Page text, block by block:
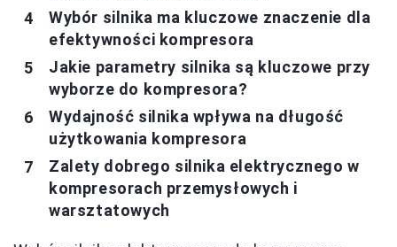
Wybór silnika ma kluczowe znaczenie dla
efektywności kompresora
Jakie parametry silnika są kluczowe przy
wyborze do kompresora?
Wydajność silnika wpływa na długość
użytkowania kompresora
Zalety dobrego silnika elektrycznego w
kompresorach przemysłowych i
warsztatowych